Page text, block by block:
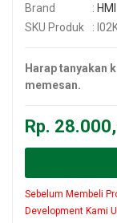
Brand : HMI
SKU Produk
:
Harap tanyakan
memesan.
Rp.
Sebelum Membeli
Development Kami